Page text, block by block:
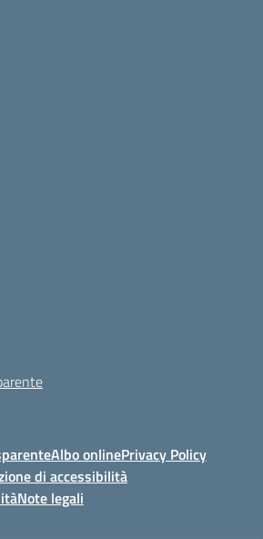
Albo onlinePrivacy Policy
di accessibilità
Note legali